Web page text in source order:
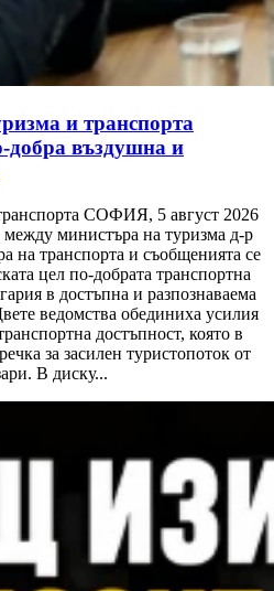
и транспорта
добра въздушна и
СОФИЯ, 5 август 2026
министъра на туризма д-р
транспорта и съобщенията се
цел по-добрата транспортна
в достъпна и разпознаваема
ведомства обединиха усилия
достъпност, която в
за засилен туристопоток от
В диску...